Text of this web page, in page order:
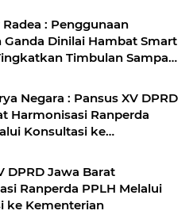
: Penggunaan
Dinilai Hambat Smart
Timbulan Sampah
Negara : Pansus XV DPRD
Harmonisasi Ranperda
Konsultasi ke
DPRD Jawa Barat
Ranperda PPLH Melalui
ke Kementerian